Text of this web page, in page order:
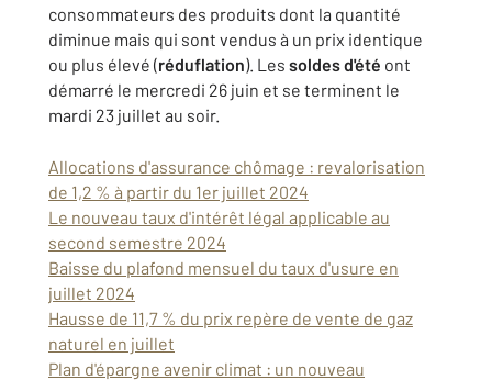
consommateurs des produits dont la quantité
diminue mais qui sont vendus à un prix identique
ou plus élevé (réduflation). Les soldes d'été ont
démarré le mercredi 26 juin et se terminent le
mardi 23 juillet au soir.
Allocations d'assurance chômage : revalorisation
de 1,2 % à partir du 1er juillet 2024
Le nouveau taux d'intérêt légal applicable au
second semestre 2024
Baisse du plafond mensuel du taux d'usure en
juillet 2024
Hausse de 11,7 % du prix repère de vente de gaz
naturel en juillet
Plan d'épargne avenir climat : un nouveau